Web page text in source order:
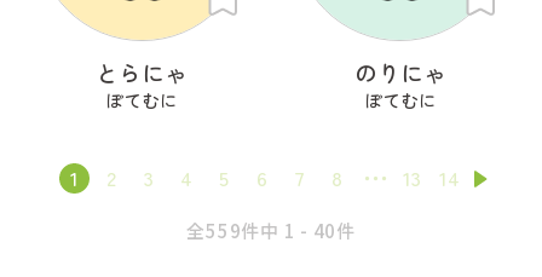
とらにゃ
ぽてむに
のりにゃ
ぽてむに
1 2 3 4 5 6 7 8 13 14
全559件中 1 - 40件